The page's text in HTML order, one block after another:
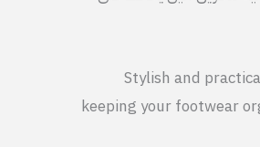
Stylish and
keeping your footwear